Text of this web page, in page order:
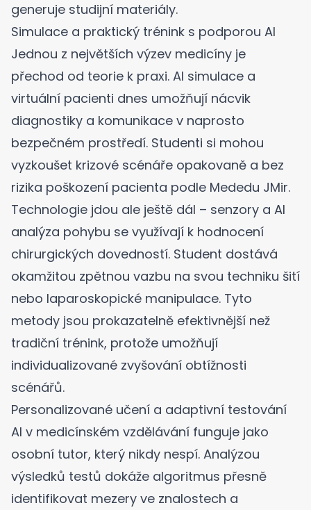
generuje studijní materiály.
Simulace a praktický trénink s podporou AI
Jednou z největších výzev medicíny je
přechod od teorie k praxi. AI simulace a
virtuální pacienti dnes umožňují nácvik
diagnostiky a komunikace v naprosto
bezpečném prostředí. Studenti si mohou
vyzkoušet krizové scénáře opakovaně a bez
rizika poškození pacienta podle Mededu JMir.
Technologie jdou ale ještě dál – senzory a AI
analýza pohybu se využívají k hodnocení
chirurgických dovedností. Student dostává
okamžitou zpětnou vazbu na svou techniku šití
nebo laparoskopické manipulace. Tyto
metody jsou prokazatelně efektivnější než
tradiční trénink, protože umožňují
individualizované zvyšování obtížnosti
scénářů.
Personalizované učení a adaptivní testování
AI v medicínském vzdělávání funguje jako
osobní tutor, který nikdy nespí. Analýzou
výsledků testů dokáže algoritmus přesně
identifikovat mezery ve znalostech a